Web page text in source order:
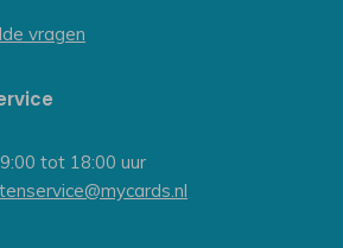
vragen
tot 18:00 uur